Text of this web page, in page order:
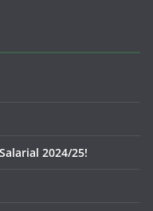
2024/25!